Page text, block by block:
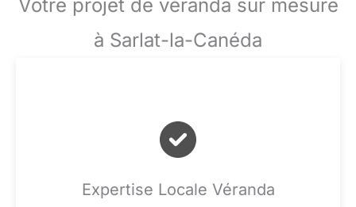
Votre projet de véranda sur mesure
à Sarlat-la-Canéda
Expertise Locale Véranda